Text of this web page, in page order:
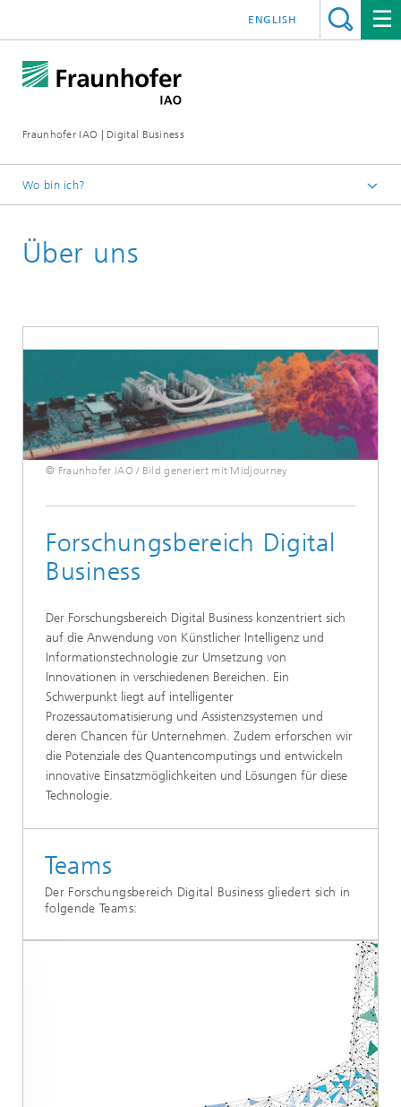
Fraunhofer IAO | Digital Business
ENGLISH
Wo bin ich?
Über uns
© Fraunhofer IAO / Bild generiert mit Midjourney
Forschungsbereich Digital
Business
Der Forschungsbereich Digital Business konzentriert sich
auf die Anwendung von Künstlicher Intelligenz und
Informationstechnologie zur Umsetzung von
Innovationen in verschiedenen Bereichen. Ein
Schwerpunkt liegt auf intelligenter
Prozessautomatisierung und Assistenzsystemen und
deren Chancen für Unternehmen. Zudem erforschen wir
die Potenziale des Quantencomputings und entwickeln
innovative Einsatzmöglichkeiten und Lösungen für diese
Technologie.
Teams
Der Forschungsbereich Digital Business gliedert sich in
folgende Teams: